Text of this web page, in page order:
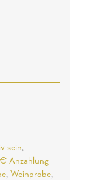
sein,
Anzahlung
, Weinprobe,